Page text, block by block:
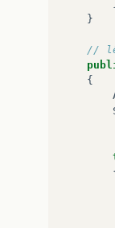
}
//
{